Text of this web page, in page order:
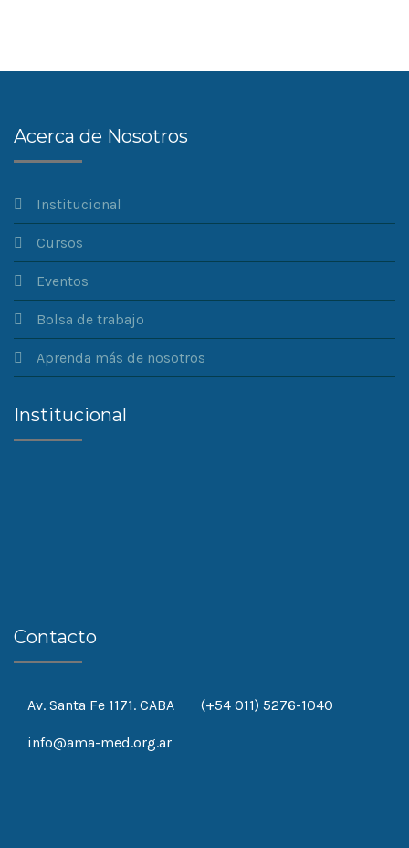
Acerca de Nosotros
Institucional
Cursos
Eventos
Bolsa de trabajo
Aprenda más de nosotros
Institucional
Contacto
Av. Santa Fe 1171. CABA (+54 011) 5276-1040
info@ama-med.org.ar